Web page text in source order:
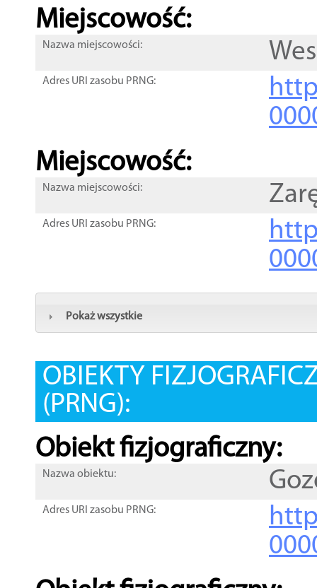
Miejscowość:
Nazwa miejscowości:
Adres URI zasobu PRNG:
Miejscowość:
Nazwa miejscowości:
Adres URI zasobu PRNG:
Pokaż wszystkie
OBIEKTY
(PRNG):
Obiekt fizjograficzny:
Nazwa obiektu:
Adres URI zasobu PRNG: